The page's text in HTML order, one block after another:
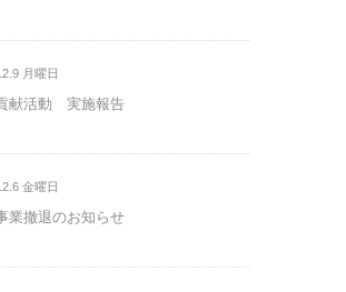
月曜日
献活動 実施報告
金曜日
業撤退のお知らせ